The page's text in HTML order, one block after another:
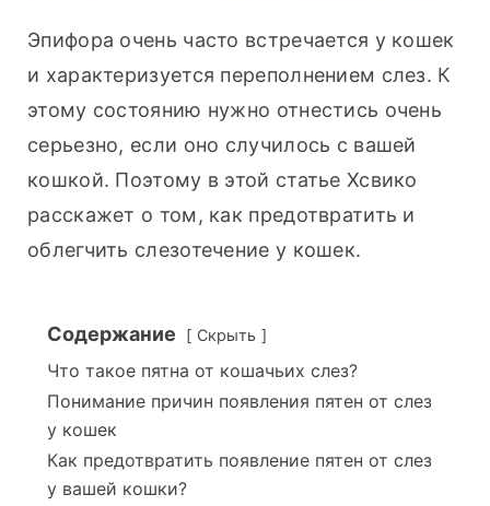
Эпифора очень часто встречается у кошек
и характеризуется переполнением слез. К
этому состоянию нужно отнестись очень
серьезно, если оно случилось с вашей
кошкой. Поэтому в этой статье Хсвико
расскажет о том, как предотвратить и
облегчить слезотечение у кошек.
Содержание Скрыть
Что такое пятна от кошачьих слез?
Понимание причин появления пятен от слез
у кошек
Как предотвратить появление пятен от слез
у вашей кошки?